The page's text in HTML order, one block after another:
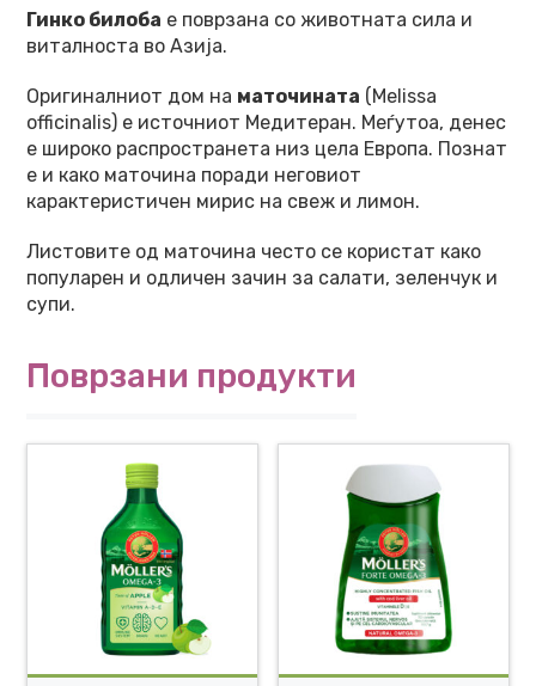
Гинко билоба е поврзана со животната сила и
виталноста во Азија.
Оригиналниот дом на маточината (Melissa
officinalis) е источниот Медитеран. Меѓутоа, денес
е широко распространета низ цела Европа. Познат
е и како маточина поради неговиот
карактеристичен мирис на свеж и лимон.
Листовите од маточина често се користат како
популарен и одличен зачин за салати, зеленчук и
супи.
Поврзани продукти